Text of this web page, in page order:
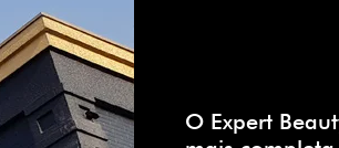
O Expert